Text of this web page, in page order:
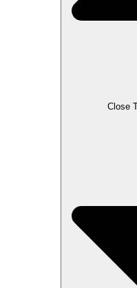
Close